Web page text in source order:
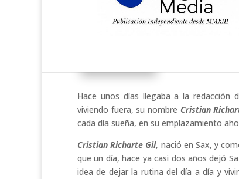
Sax visto a través
Hace unos días llegaba a la redacción
viviendo fuera, su nombre Cristian
cada día sueña, en su emplazamiento
Cristian Richarte Gil, nació en Sax, y
que un día, hace ya casi dos años dejó
idea de dejar la rutina del día a día y